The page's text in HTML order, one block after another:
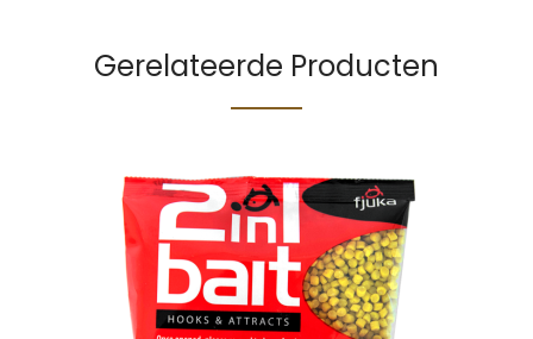
Gerelateerde Producten